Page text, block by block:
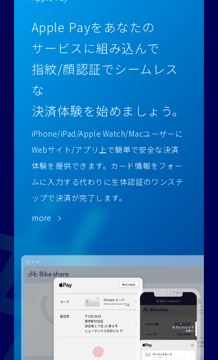
Apple Payをあなたの
サービスに組み込んで
指紋/顔認証でシームレス
な
決済体験を始めましょう。
iPhone/iPad/Apple Watch/Macユーザーに
Webサイト/アプリ上で簡単で安全な決済
体験を提供できます。 カード情報をフォー
ムに入力する代わりに生体認証のワンステ
ップで決済が完了します。
more